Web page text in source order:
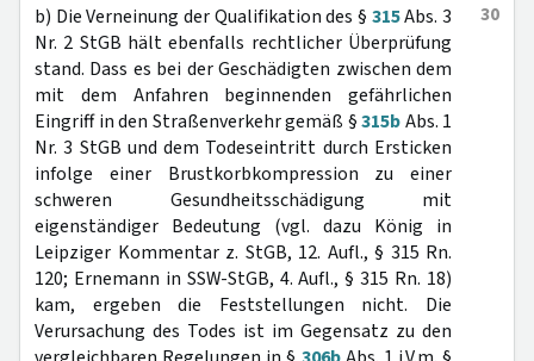
30
b) Die Verneinung der Qualifikation des § 315Abs. 3
Nr. 2 StGB hält ebenfalls rechtlicher Überprüfung
stand. Dass es bei der Geschädigten zwischen dem
mit dem Anfahren beginnenden gefährlichen
Eingriff in den Straßenverkehr gemäß §315bAbs. 1
Nr. 3 StGB und dem Todeseintritt durch Ersticken
infolge einer Brustkorbkompression zu einer
schweren Gesundheitsschädigung mit
eigenständiger Bedeutung (vgl. dazu König in
Leipziger Kommentar z. StGB, 12. Aufl., § 315 Rn.
120; Ernemann in SSW-StGB, 4. Aufl., § 315 Rn. 18)
kam, ergeben die Feststellungen nicht. Die
Verursachung des Todes ist im Gegensatz zu den